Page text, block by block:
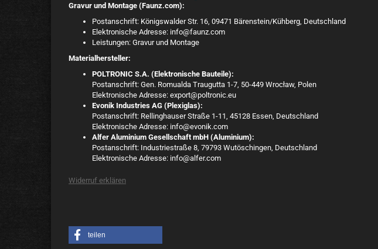
Gravur und Montage (Faunz.com):
Postanschrift: Königswalder Str. 16, 09471 Bärenstein/Kühberg, Deutschland
Elektronische Adresse: info@faunz.com
Leistungen: Gravur und Montage
Materialhersteller:
POLTRONIC S.A. (Elektronische Bauteile):
Postanschrift: Gen. Romualda Traugutta 1-7, 50-449 Wrocław, Polen
Elektronische Adresse: export@poltronic.eu
Evonik Industries AG (Plexiglas):
Postanschrift: Rellinghauser Straße 1-11, 45128 Essen, Deutschland
Elektronische Adresse: info@evonik.com
Alfer Aluminium Gesellschaft mbH (Aluminium):
Postanschrift: Industriestraße 8, 79793 Wutöschingen, Deutschland
Elektronische Adresse: info@alfer.com
Widerruf erklären
teilen